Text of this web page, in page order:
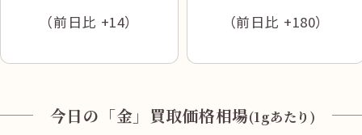
見ながら直進
（前日比 +14） （前日比 +180）
今日の「金」買取価格相場(1gあたり)